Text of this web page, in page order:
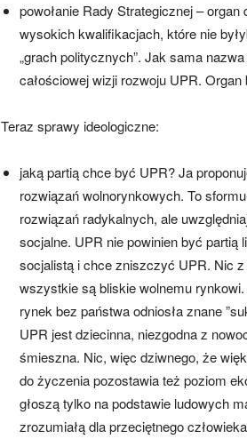
powołanie Rady Strategicznej –
wysokich kwalifikacjach, które nie
„grach politycznych”. Jak sama
całościowej wizji rozwoju UPR.
Teraz sprawy ideologiczne:
jaką partią chce być UPR? Ja
rozwiązań wolnorynkowych. To
rozwiązań radykalnych, ale
socjalne. UPR nie powinien być partią
socjalistą i chce zniszczyć UPR. Nic
wszystkie są bliskie wolnemu
rynek bez państwa odniosła znane
UPR jest dziecinna, niezgodna z
śmieszna. Nic, więc dziwnego, że
do życzenia pozostawia też poziom
głoszą tylko na podstawie ludowych
zrozumiałą dla przeciętnego